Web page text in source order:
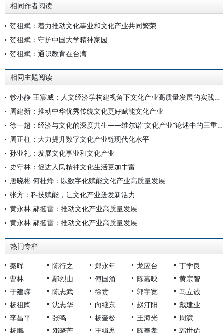
相同作者阅读
贺祖斌：着力推动文化事业和文化产业共同繁荣
贺祖斌：守护中国大学精神家园
贺祖斌：通识教育在台湾
相同主题阅读
钞小静 王宸威：人文经济学构建视角下文化产业高质量发展的实践载体、内在要求和发展路径
周建新：推动中华优秀传统文化更好赋能文化产业
徐一超：经济与文化的深度共生——维尔诺“文化产业”论述中的三重拓进
周正柱：大力提升数字文化产业链现代化水平
孙业礼：发展文化事业和文化产业
史守林：促进人民精神文化生活更加丰富
唐晓彬 何桂烨：以数字化赋能文化产业高质量发展
张方：科技赋能，让文化产业迸发新活力
黄永林 郝挺雷：推动文化产业高质量发展
黄永林 郝挺雷：推动文化产业高质量发展
热门专栏
秦晖 陈行之 郑永年 龙应台
丁学良
曹林
鄢烈山 傅国涌 陈嘉映
黄宗智
于建嵘
陈志武 徐贲 郭宇宽
马立诚
杨祖陶
沈志华 向继东 赵汀阳
戴建业
李昌平
张鸣 杨奎松 王海光
周濂
杨鹏
邓晓芒 王缉思 陈奉孝 郭世佑